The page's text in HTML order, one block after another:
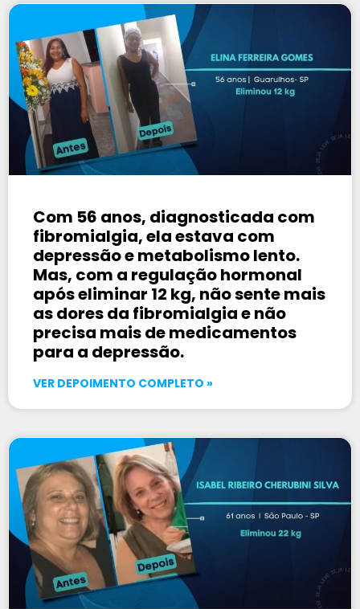
Com 56 anos, diagnosticada com
fibromialgia, ela estava com
depressão e metabolismo lento.
Mas, com a regulação hormonal
após eliminar 12 kg, não sente mais
as dores da fibromialgia e não
precisa mais de medicamentos
para a depressão.
VER DEPOIMENTO COMPLETO »